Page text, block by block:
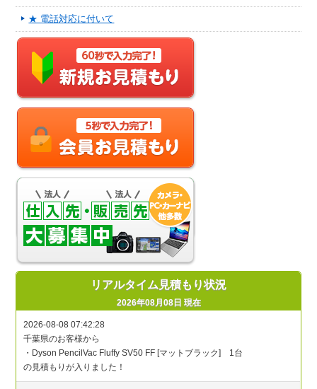
★ 電話対応に付いて
リアルタイム見積もり状況
2026年08月08日 現在